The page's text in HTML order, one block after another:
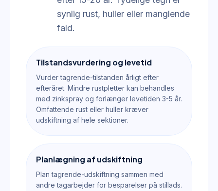
synlig rust, huller eller manglende
fald.
Tilstandsvurdering og levetid
Vurder tagrende-tilstanden årligt efter
efteråret. Mindre rustpletter kan behandles
med zinkspray og forlænger levetiden 3-5 år.
Omfattende rust eller huller kræver
udskiftning af hele sektioner.
Planlægning af udskiftning
Plan tagrende-udskiftning sammen med
andre tagarbejder for besparelser på stillads.